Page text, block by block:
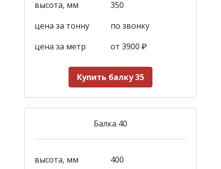
высота, мм
350
цена за тонну
по звонку
цена за метр
от 3900 ₽
Купить балку 35
Балка 40
высота, мм 400